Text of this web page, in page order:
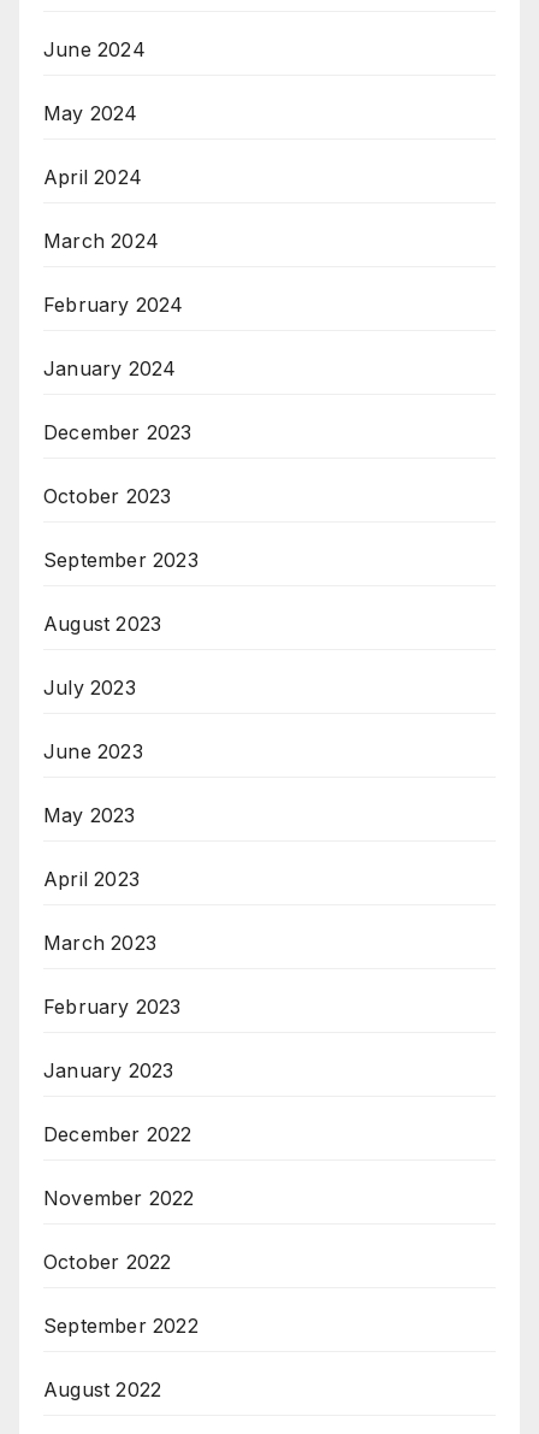
June 2024
May 2024
April 2024
March 2024
February 2024
January 2024
December 2023
October 2023
September 2023
August 2023
July 2023
June 2023
May 2023
April 2023
March 2023
February 2023
January 2023
December 2022
November 2022
October 2022
September 2022
August 2022